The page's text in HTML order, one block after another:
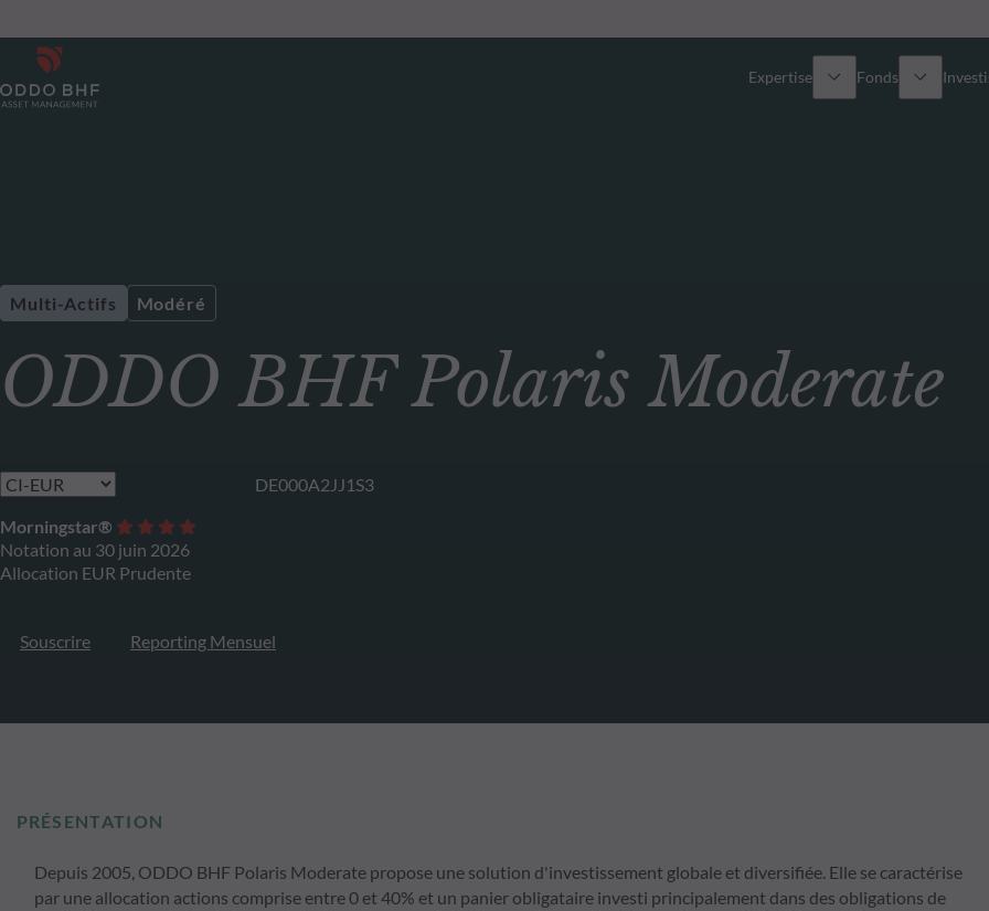
Expertise
Multi-Actifs
Fonds
ODDO BHF Polaris Moderate
Multi-Actifs Modéré
DE000A2JJ1S3
Morningstar®
Notation au 30 juin 2026
Allocation EUR Prudente
Souscrire Reporting Mensuel
PRÉSENTATION
Depuis 2005, ODDO BHF Polaris Moderate propose une solution d'investissement globale et diversifiée. Elle se caractérise
par une allocation actions comprise entre 0 et 40% et un panier obligataire investi principalement dans des obligations de